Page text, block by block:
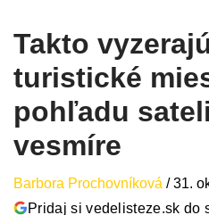
Takto
turistické
pohľadu
vesmíre
Barbora Prochovníková /31.
Pridaj si vedelisteze.sk do